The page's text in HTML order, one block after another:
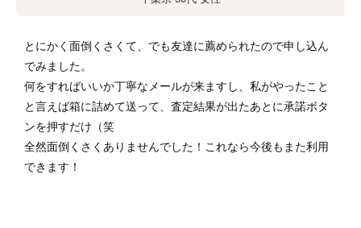
とにかく面倒くさくて、でも友達に薦められたので申し込ん
でみました。
何をすればいいか丁寧なメールが来ますし、私がやったこと
と言えば箱に詰めて送って、査定結果が出たあとに承諾ボタ
ンを押すだけ（笑
全然面倒くさくありませんでした！これなら今後もまた利用
できます！